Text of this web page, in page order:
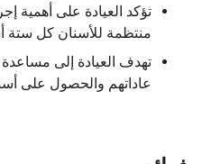
تؤكد العيادة على أهمية
منتظمة للأسنان كل ستة
تهدف العيادة إلى
عاداتهم والحصول على